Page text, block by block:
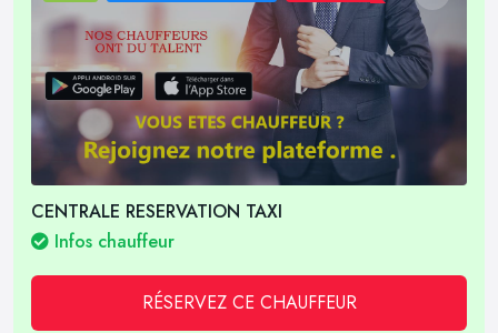
CENTRALE RESERVATION TAXI
Infos chauffeur
RÉSERVEZ CE CHAUFFEUR